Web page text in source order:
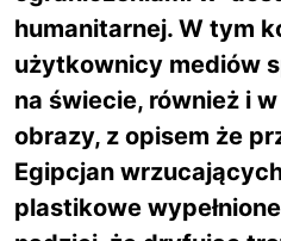
humanitarnej. W tym
użytkownicy mediów
na świecie, również i
obrazy, z opisem że
Egipcjan
plastikowe